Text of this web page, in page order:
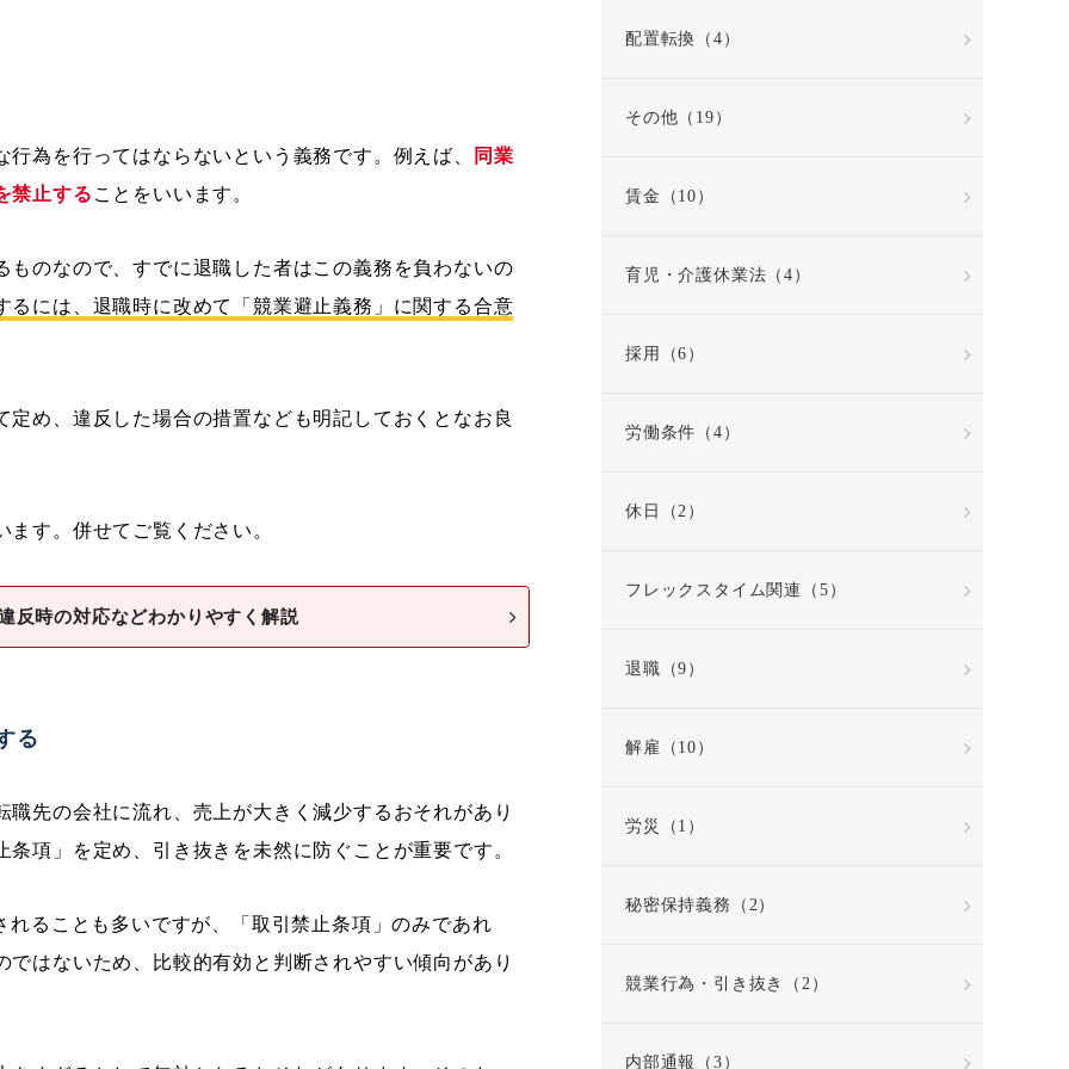
為を行ってはならないという義務です。例えば、
同業
禁止する ことをいいます。
のなので、すでに退職した者はこの義務を負わないの
るには、退職時に改めて「競業避止義務」に関する合意
め、違反した場合の措置なども明記しておくとなお良
す。併せてご覧ください。
反時の対応などわかりやすく解説
る
先の会社に流れ、売上が大きく減少するおそれがあり
項」を定め、引き抜きを未然に防ぐことが重要です。
ることも多いですが、「取引禁止条項」のみであれ
はないため、比較的有効と判断されやすい傾向があり
配置転換（4）
その他（19）
賃金（10）
育児・介護休業法（4）
採用（6）
労働条件（4）
休日（2）
フレックスタイム関連（5）
退職（9）
解雇（10）
労災（1）
秘密保持義務（2）
競業行為・引き抜き（2）
内部通報（3）